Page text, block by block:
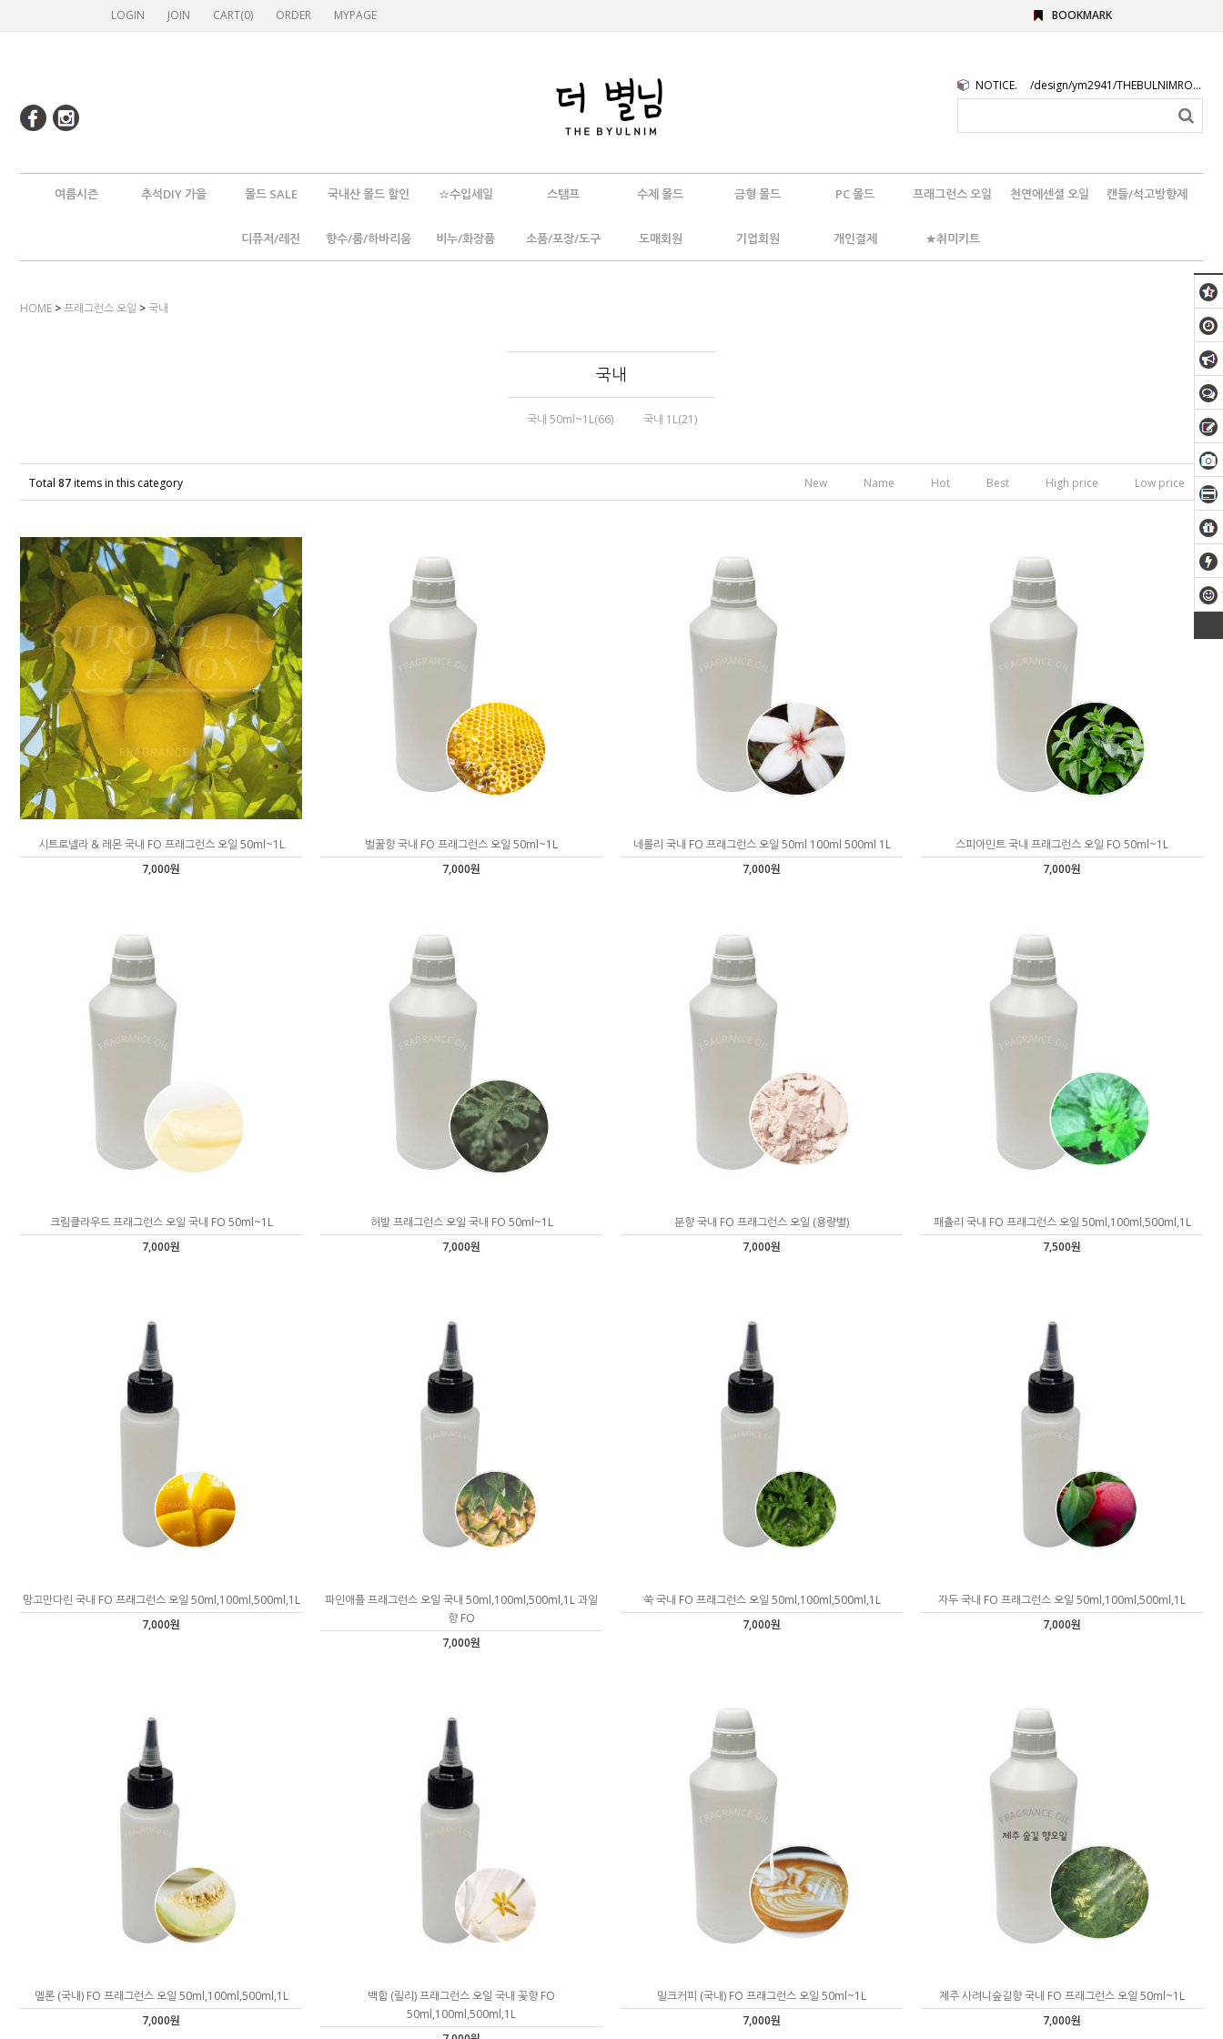
LOGIN JOIN CART(0) ORDER MYPAGE BOOKMARK
NOTICE. /design/ym2941/THEBULNIMROGO.png
여름시즌 추석DIY 가을 몰드 SALE 국내산 몰드 할인 ☆수입세일 스탬프 수제 몰드 금형 몰드 PC 몰드 프래그런스 오일 천연에센셜 오일 캔들/석고방향제
디퓨저/레진 향수/룸/하바리움 비누/화장품 소품/포장/도구 도매회원 기업회원 개인결제 ★취미키트
HOME >프래그런스 오일 >국내
국내
국내 50ml~1L(66) 국내 1L(21)
Total 87items in this category New Name Hot Best High price Low price
시트로넬라 & 레몬 국내 FO 프래그런스 오일 50ml~1L
7,000원
벌꿀향 국내 FO 프래그런스 오일 50ml~1L
7,000원
네롤리 국내 FO 프래그런스 오일 50ml 100ml 500ml 1L
7,000원
스피아민트 국내 프래그런스 오일 FO 50ml~1L
7,000원
크림클라우드 프래그런스 오일 국내 FO 50ml~1L
7,000원
허발 프래그런스 오일 국내 FO 50ml~1L
7,000원
분향 국내 FO 프래그런스 오일 (용량별)
7,000원
패츌리 국내 FO 프래그런스 오일 50ml,100ml,500ml,1L
7,500원
망고만다린 국내 FO 프래그런스 오일 50ml,100ml,500ml,1L
7,000원
파인애플 프래그런스 오일 국내 50ml,100ml,500ml,1L 과일
향 FO
7,000원
쑥 국내 FO 프래그런스 오일 50ml,100ml,500ml,1L
7,000원
자두 국내 FO 프래그런스 오일 50ml,100ml,500ml,1L
7,000원
멜론 (국내) FO 프래그런스 오일 50ml,100ml,500ml,1L
7,000원
백합 (릴리) 프래그런스 오일 국내 꽃향 FO
50ml,100ml,500ml,1L
밀크커피 (국내) FO 프래그런스 오일 50ml~1L
7,000원
제주 사려니숲길향 국내 FO 프래그런스 오일 50ml~1L
7,000원